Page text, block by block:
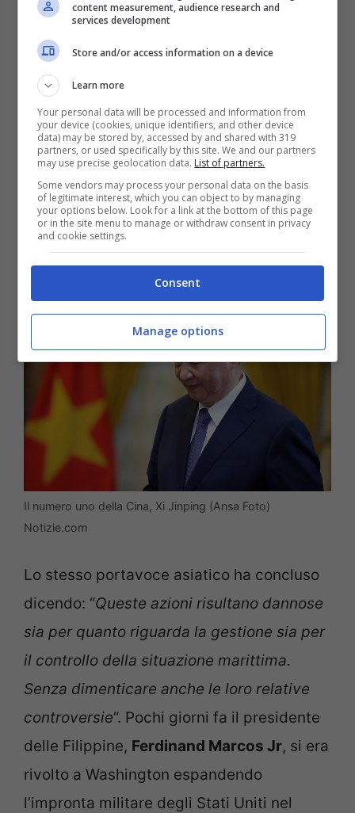
Manila eWashington
secondo quanto riferito dal portavoce del
ministero degli Esteri cinese,
Wenbin, hanno condotto delle “attività
militari provocatorie nel Mar Cinese
Meridionale con l’intenzione di
ostentare la loro potenza militare“. Fino a
questo momento, però, non è arrivata
ancora nessuna replica dagli USA.
Il numero uno della Cina, Xi Jinping (Ansa Foto)
Notizie.com
Lo stesso portavoce asiatico ha concluso
dicendo: “Queste azioni risultano dannose
sia per quanto riguarda la gestione sia per
il controllo della situazione marittima.
Senza dimenticare anche le loro relative
controversie“. Pochi giorni fa il presidente
delle Filippine, Ferdinand Marcos Jr, si era
rivolto a Washington espandendo
l’impronta militare degli Stati Uniti nel
content measurement, audience research and
services development
Store and/or access information on a device
Learn more
Your personal data will be processed and information from
your device (cookies, unique identifiers, and other device
data) may be stored by, accessed by and shared with 319
partners, or used specifically by this site. We and our partners
may use precise geolocation data. List of partners.
Some vendors may process your personal data on the basis
of legitimate interest, which you can object to by managing
your options below. Look for a link at the bottom of this page
or in the site menu to manage or withdraw consent in privacy
and cookie settings.
Consent
Manage options